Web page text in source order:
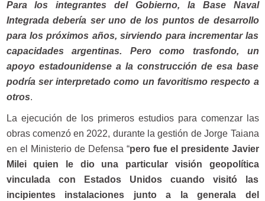
Para los integrantes del Gobierno, la Base Naval
Integrada debería ser uno de los puntos de desarrollo
para los próximos años, sirviendo para incrementar las
capacidades argentinas. Pero como trasfondo, un
apoyo estadounidense a la construcción de esa base
podría ser interpretado como un favoritismo respecto a
otros.
La ejecución de los primeros estudios para comenzar las
obras comenzó en 2022, durante la gestión de Jorge Taiana
en el Ministerio de Defensa “pero fue el presidente Javier
Milei quien le dio una particular visión geopolítica
vinculada con Estados Unidos cuando visitó las
incipientes instalaciones junto a la generala del